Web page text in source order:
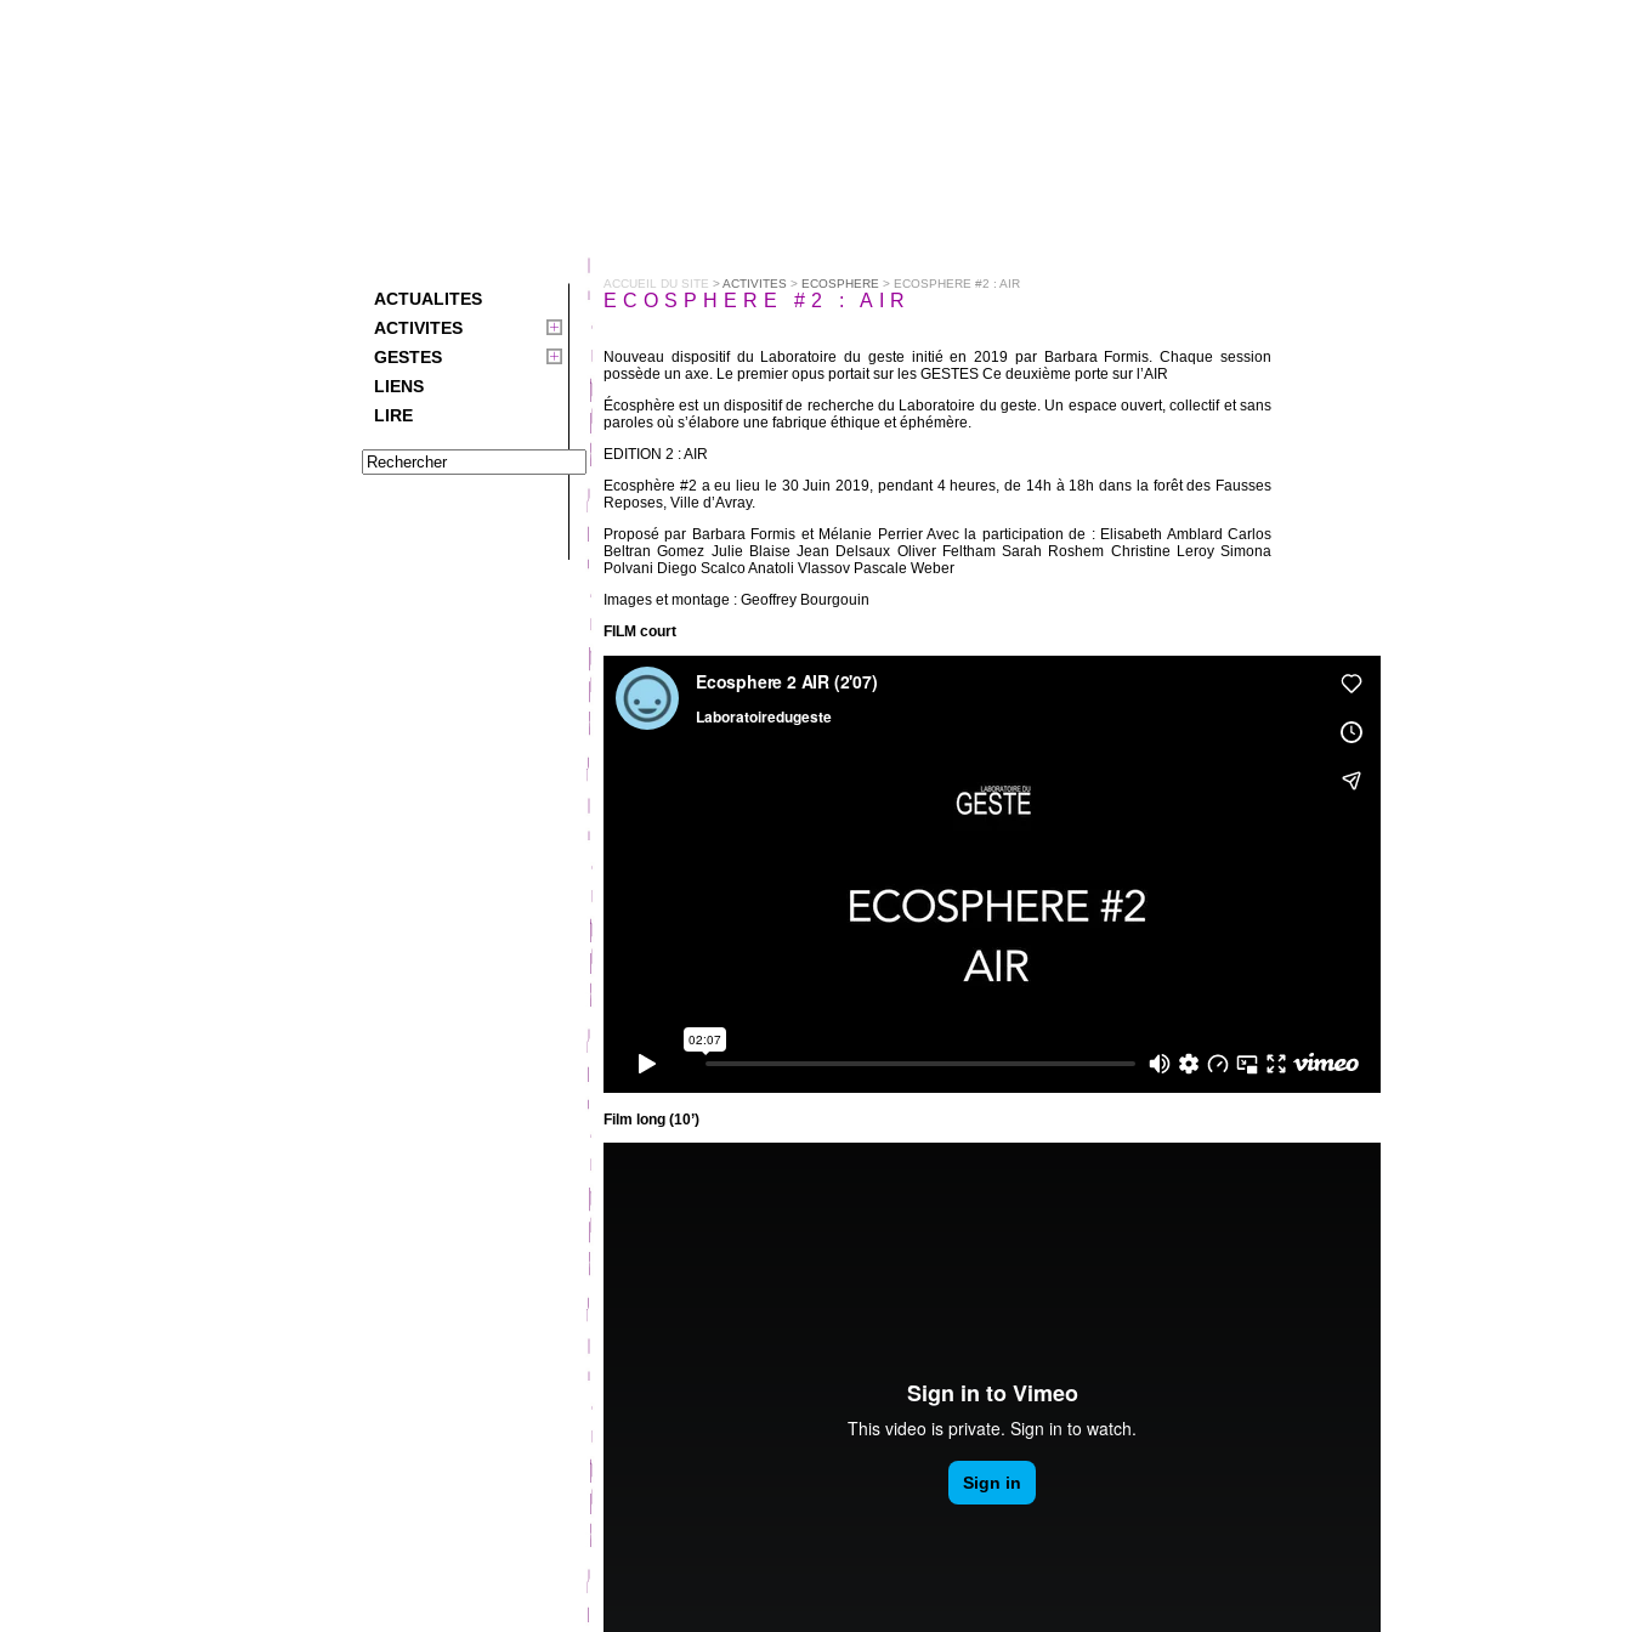
ACTUALITES
ACTIVITES
GESTES
LIENS
LIRE
ACCUEIL DU SITE >ACTIVITES > ECOSPHERE > ECOSPHERE #2 : AIR
ECOSPHERE #2 : AIR
Nouveau dispositif du Laboratoire du geste initié en 2019 par Barbara Formis. Chaque session
possède un axe. Le premier opus portait sur les GESTES Ce deuxième porte sur l’AIR
Écosphère est un dispositif de recherche du Laboratoire du geste. Un espace ouvert, collectif et sans
paroles où s’élabore une fabrique éthique et éphémère.
EDITION 2 : AIR
Ecosphère #2 a eu lieu le 30 Juin 2019, pendant 4 heures, de 14h à 18h dans la forêt des Fausses
Reposes, Ville d’Avray.
Proposé par Barbara Formis et Mélanie Perrier Avec la participation de : Elisabeth Amblard Carlos
Beltran Gomez Julie Blaise Jean Delsaux Oliver Feltham Sarah Roshem Christine Leroy Simona
Polvani Diego Scalco Anatoli Vlassov Pascale Weber
Images et montage : Geoffrey Bourgouin
FILM court
Film long (10’)